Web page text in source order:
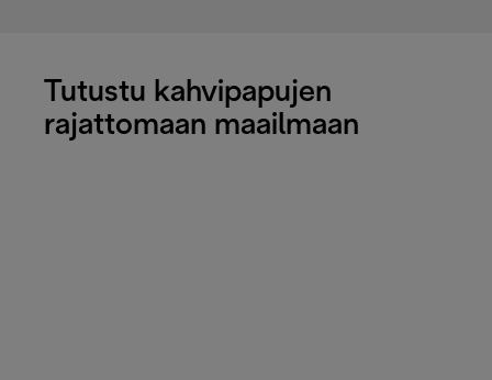
Tutustu kahvipapujen
rajattomaan maailmaan